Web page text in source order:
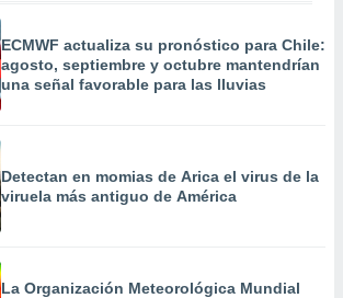
ECMWF actualiza su pronóstico para Chile:
agosto, septiembre y octubre mantendrían
una señal favorable para las lluvias
Detectan en momias de Arica el virus de la
viruela más antiguo de América
La Organización Meteorológica Mundial